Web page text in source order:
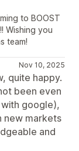
to BOOST
Wishing you
team!
Nov 10, 2025
quite happy.
been even
google),
new markets
and